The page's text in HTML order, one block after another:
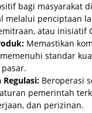
bagi masyarakat
melalui penciptaan
atau inisiatif
Memastikan
standar
Regulasi: Beroperasi
pemerintah
dan perizinan.